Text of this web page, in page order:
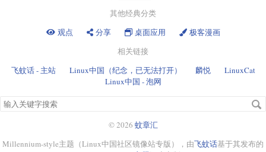
其他经典分类
观点
分享 桌面应用
极客漫画
相关链接
飞蚊话 - 主站
Linux中国（纪念，已无法打开） 麟悦
LinuxCat
Linux中国 - 泡网
搜
字
© 2026 蚊章汇
Millennium-style主题（Linux中国社区镜像站专版），由飞蚊话基于其发布的